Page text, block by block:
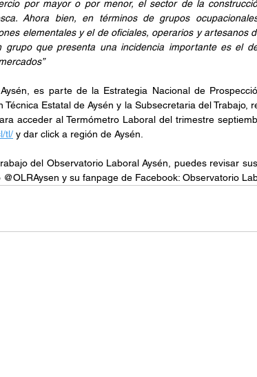
por mayor o por menor, el sector de la
Ahora bien, en términos de grupos
elementales y el de oficiales, operarios y artesanos
grupo que presenta una incidencia importante es el
es parte de la Estrategia Nacional de
Estatal de Aysén y la Subsecretaria del Trabajo,
acceder al Termómetro Laboral del trimestre
tl/ y dar click a región de Aysén.
del Observatorio Laboral Aysén, puedes revisar
y su fanpage de Facebook: Observatorio